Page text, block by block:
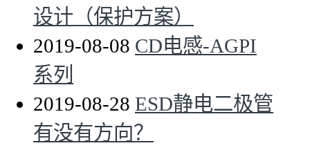
设计（保护方案）
2019-08-08 CD电感-AGPI
系列
2019-08-28 ESD静电二极管
有没有方向？